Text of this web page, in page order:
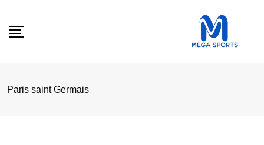
Paris saint Germais